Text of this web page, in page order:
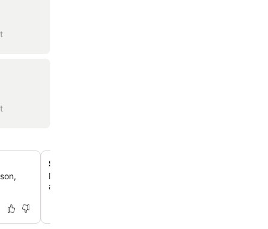
Salon style Napoléon III
Détends-toi dans le salon authentiquement décoré
avec sa cheminée, sa kitchenette et sa télévision.